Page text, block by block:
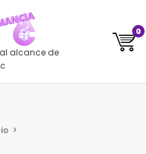
alcance de
0
>